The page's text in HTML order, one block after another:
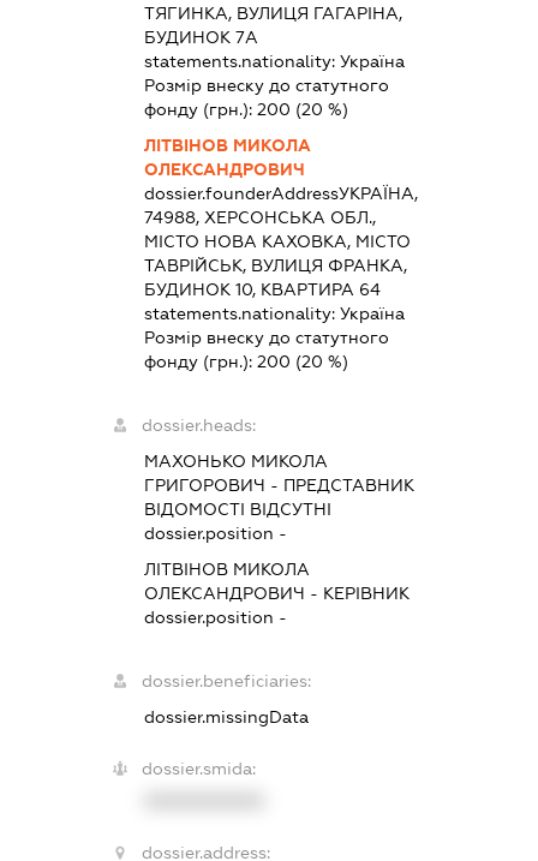
ТЯГИНКА, ВУЛИЦЯ ГАГАРІНА,
БУДИНОК 7А
statements.nationality: Україна
Розмір внеску до статутного
фонду (грн.): 200 (20 %)
ЛІТВІНОВ МИКОЛА
ОЛЕКСАНДРОВИЧ
dossier.founderAddressУКРАЇНА,
74988, ХЕРСОНСЬКА ОБЛ.,
МІСТО НОВА КАХОВКА, МІСТО
ТАВРІЙСЬК, ВУЛИЦЯ ФРАНКА,
БУДИНОК 10, КВАРТИРА 64
statements.nationality: Україна
Розмір внеску до статутного
фонду (грн.): 200 (20 %)
dossier.heads:
МАХОНЬКО МИКОЛА
ГРИГОРОВИЧ - ПРЕДСТАВНИК
ВІДОМОСТІ ВІДСУТНІ
dossier.position -
ЛІТВІНОВ МИКОЛА
ОЛЕКСАНДРОВИЧ - КЕРІВНИК
dossier.position -
dossier.beneficiaries:
dossier.missingData
dossier.smida:
dossier.address: